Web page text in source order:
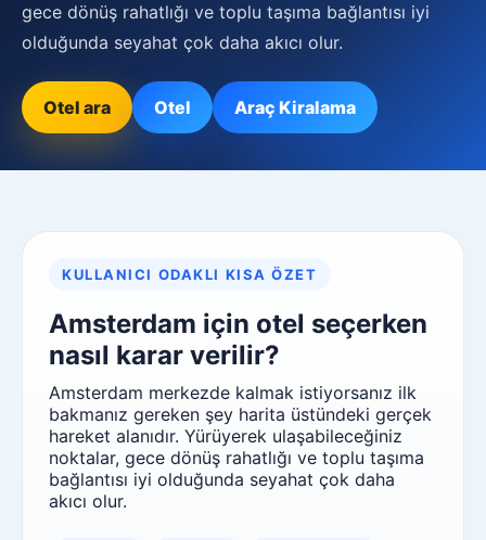
gece dönüş rahatlığı ve toplu taşıma bağlantısı iyi
olduğunda seyahat çok daha akıcı olur.
Otel ara Otel Araç Kiralama
KULLANICI ODAKLI KISA ÖZET
Amsterdam için otel seçerken
nasıl karar verilir?
Amsterdam merkezde kalmak istiyorsanız ilk
bakmanız gereken şey harita üstündeki gerçek
hareket alanıdır. Yürüyerek ulaşabileceğiniz
noktalar, gece dönüş rahatlığı ve toplu taşıma
bağlantısı iyi olduğunda seyahat çok daha
akıcı olur.